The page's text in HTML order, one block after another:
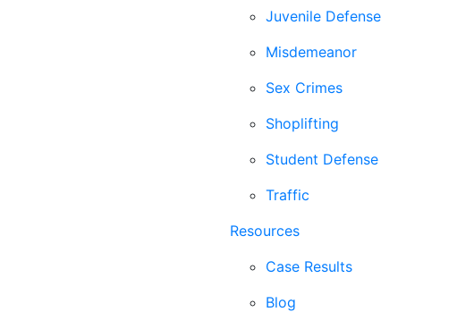
Juvenile Defense
Misdemeanor
Sex Crimes
Shoplifting
Student Defense
Traffic
Resources
Case Results
Blog